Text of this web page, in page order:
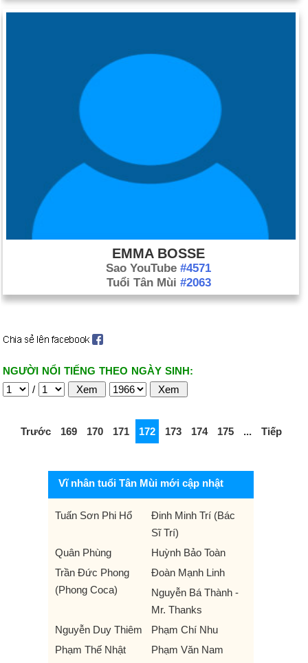
EMMA BOSSE
Sao YouTube #4571
Tuổi Tân Mùi #2063
NGƯỜI NỔI TIẾNG THEO NGÀY SINH:
/
Trước 169 170 171 172 173 174 175 ... Tiếp
Vĩ nhân tuổi Tân Mùi mới cập nhật
Tuấn Sơn Phi Hổ
Đinh Minh Trí (Bác
Sĩ Trí)
Quân Phùng
Huỳnh Bảo Toàn
Trần Đức Phong
(Phong Coca)
Đoàn Mạnh Linh
Nguyễn Bá Thành -
Mr. Thanks
Nguyễn Duy Thiêm
Phạm Chí Nhu
Phạm Thế Nhật
Phạm Văn Nam